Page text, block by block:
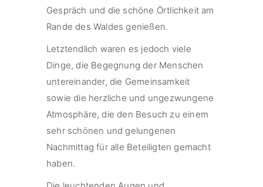
Gespräch und die schöne Örtlichkeit am
Rande des Waldes genießen.
Letztendlich waren es jedoch viele
Dinge, die Begegnung der Menschen
untereinander, die Gemeinsamkeit
sowie die herzliche und ungezwungene
Atmosphäre, die den Besuch zu einem
sehr schönen und gelungenen
Nachmittag für alle Beteiligten gemacht
haben.